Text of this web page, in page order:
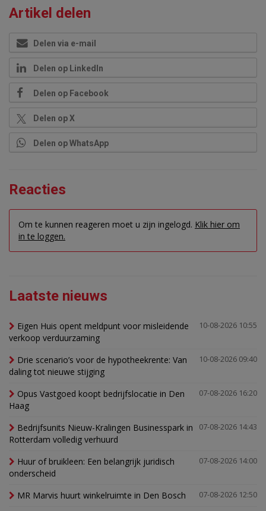
Artikel delen
Delen via e-mail
Delen op LinkedIn
Delen op Facebook
Delen op X
Delen op WhatsApp
Reacties
Om te kunnen reageren moet u zijn ingelogd. Klik hier om
in te loggen.
Laatste nieuws
10-08-2026 10:55
Eigen Huis opent meldpunt voor misleidende
verkoop verduurzaming
10-08-2026 09:40
Drie scenario’s voor de hypotheekrente: Van
daling tot nieuwe stijging
07-08-2026 16:20
Opus Vastgoed koopt bedrijfslocatie in Den
Haag
07-08-2026 14:43
Bedrijfsunits Nieuw-Kralingen Businesspark in
Rotterdam volledig verhuurd
07-08-2026 14:00
Huur of bruikleen: Een belangrijk juridisch
onderscheid
07-08-2026 12:50
MR Marvis huurt winkelruimte in Den Bosch